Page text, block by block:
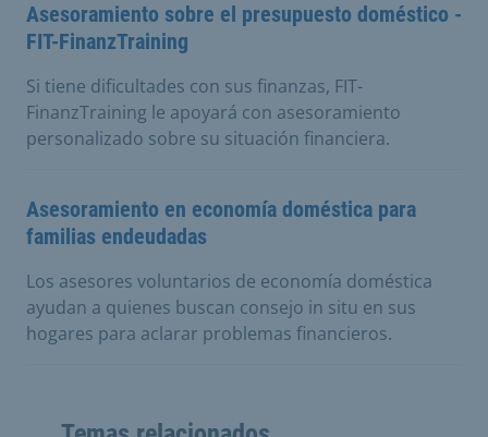
Asesoramiento sobre el presupuesto doméstico -
FIT-FinanzTraining
Si tiene dificultades con sus finanzas, FIT-
FinanzTraining le apoyará con asesoramiento
personalizado sobre su situación financiera.
Asesoramiento en economía doméstica para
familias endeudadas
Los asesores voluntarios de economía doméstica
ayudan a quienes buscan consejo in situ en sus
hogares para aclarar problemas financieros.